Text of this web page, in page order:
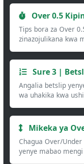
Over 0.5
Tips bora za Over
zinazojulikana kwa
Sure 3 |
Angalia betslip
wa uhakika kwa
Mikeka ya
Chagua Over/
yenye mabao